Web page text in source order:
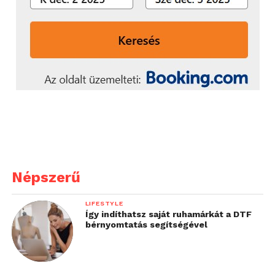
Népszerű
LIFESTYLE
Így indíthatsz saját ruhamárkát a DTF
bérnyomtatás segítségével